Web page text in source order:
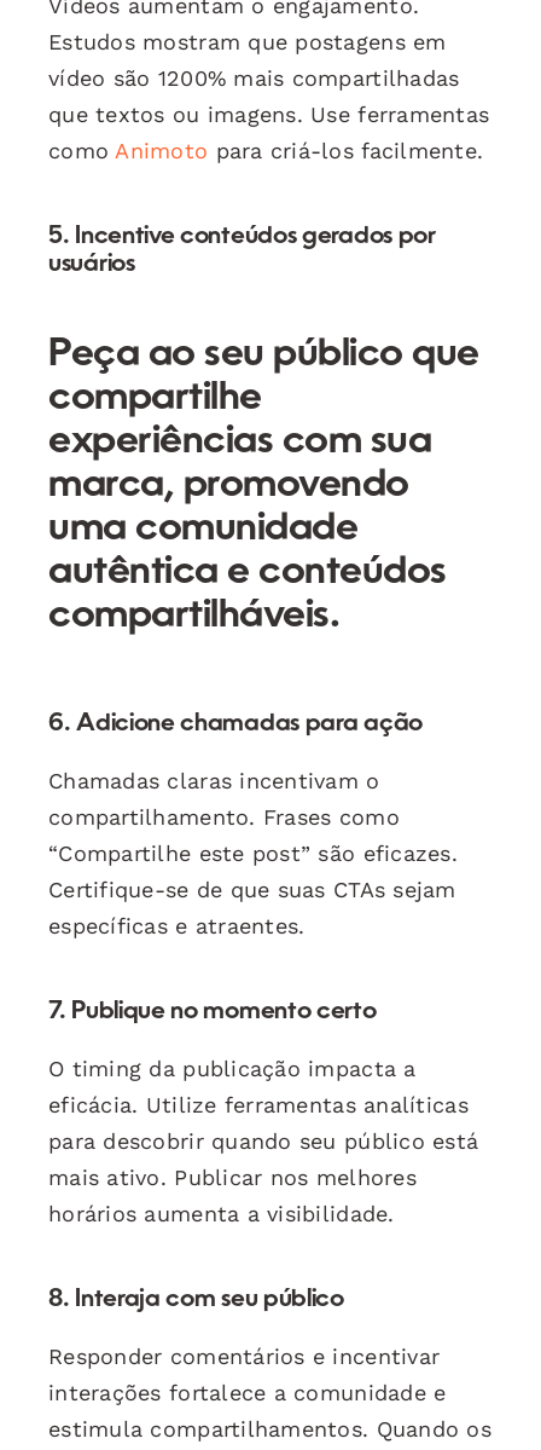
Estudos mostram que postagens em
vídeo são 1200% mais compartilhadas
que textos ou imagens. Use ferramentas
como Animoto para criá-los facilmente.
5. Incentive conteúdos gerados por
usuários
Peça ao seu público que
compartilhe
experiências com sua
marca, promovendo
uma comunidade
autêntica e conteúdos
compartilháveis.
6. Adicione chamadas para ação
Chamadas claras incentivam o
compartilhamento. Frases como
“Compartilhe este post” são eficazes.
Certifique-se de que suas CTAs sejam
específicas e atraentes.
7. Publique no momento certo
O timing da publicação impacta a
eficácia. Utilize ferramentas analíticas
para descobrir quando seu público está
mais ativo. Publicar nos melhores
horários aumenta a visibilidade.
8. Interaja com seu público
Responder comentários e incentivar
interações fortalece a comunidade e
estimula compartilhamentos. Quando os